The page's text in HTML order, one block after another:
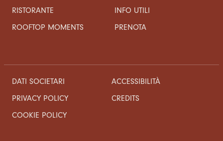
RISTORANTE
ROOFTOP MOMENTS
INFO UTILI
PRENOTA
DATI SOCIETARI
PRIVACY POLICY
COOKIE POLICY
ACCESSIBILITÀ
CREDITS